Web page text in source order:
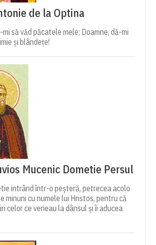
de la Optina
să văd păcatele mele; Doamne, dă-mi
şi blândeţe!
Mucenic Dometie Persul
intrând într-o peșteră, petrecea acolo
minuni cu numele lui Hristos, pentru că
celor ce veneau la dânsul și îi aducea